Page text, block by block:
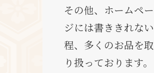
その他、ホームペー
ジには書ききれない
程、多くのお品を取
り扱っております。